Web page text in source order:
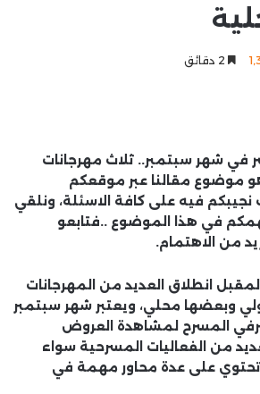
في شهر سبتمبر.. ثلاث مهرجانات
موضوع مقالنا عبر موقعكم
نجيبكم فيه على كافة الاسئلة، ونلقي
في هذا الموضوع ..فتابعو
من الاهتمام.
انطلاق العديد من المهرجانات
وبعضها محلي، ويعتبر شهر سبتمبر
المسرح لمشاهدة العروض
من الفعاليات المسرحية سواء
على عدة محاور مهمة في